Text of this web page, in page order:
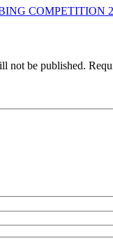
COMPETITION
not be published.